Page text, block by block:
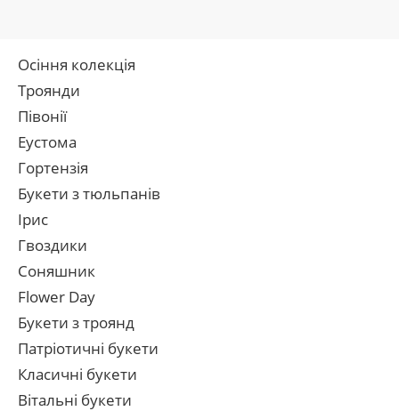
Осіння колекція
Троянди
Півонії
Еустома
Гортензія
Букети з тюльпанів
Ірис
Гвоздики
Соняшник
Flower Day
Букети з троянд
Патріотичні букети
Класичні букети
Вітальні букети